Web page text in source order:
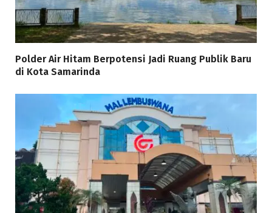
Polder Air Hitam Berpotensi Jadi Ruang Publik Baru
di Kota Samarinda